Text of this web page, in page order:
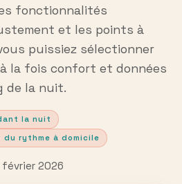
fonctionnalités
et les points à
puissiez sélectionner
la fois confort et données
de la nuit.
la nuit
du rythme à domicile
février 2026